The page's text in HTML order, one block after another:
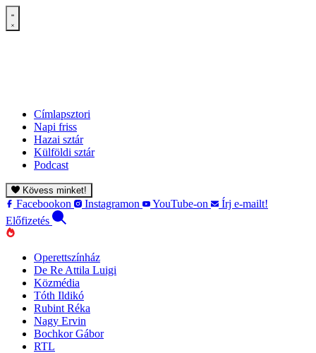
Címlapsztori
Napi friss
Hazai sztár
Külföldi sztár
Podcast
Kövess minket!
Facebookon Instagramon YouTube-on
Írj e-mailt!
Előfizetés
Operettszínház
De Re Attila Luigi
Közmédia
Tóth Ildikó
Rubint Réka
Nagy Ervin
Bochkor Gábor
RTL